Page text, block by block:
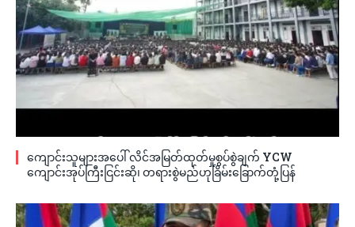
ကျောင်းသူများအပေါ် လိင်အမြတ်ထုတ်မှုစွပ်စွဲချက် YCW
ကျောင်းအုပ်ကြီးငြင်းဆို၊ တရားစွဲမည်ဟုခြိမ်းခြောက်တုံ့ပြန်